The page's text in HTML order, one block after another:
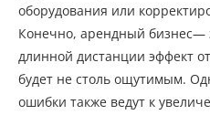
оборудования или
Конечно, арендный бизнес—
длинной дистанции эффект
будет не столь ощутимым.
ошибки также ведут к